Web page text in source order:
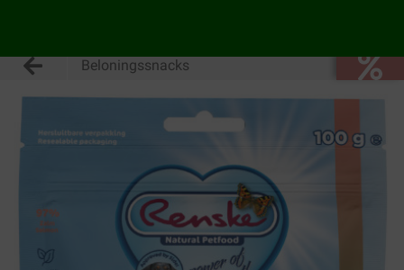
Beloningssnacks